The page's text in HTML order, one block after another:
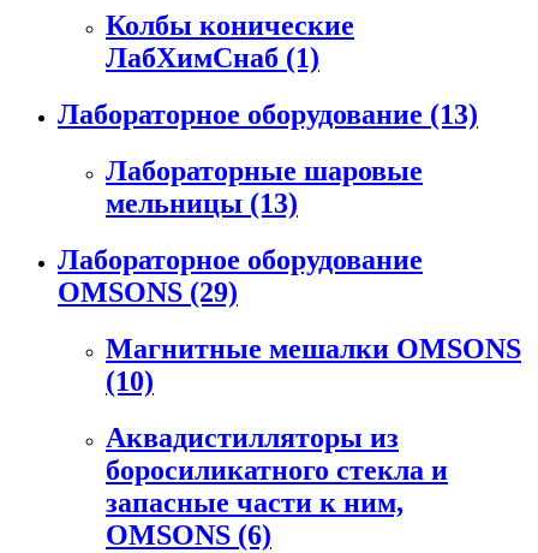
Колбы конические
ЛабХимСнаб (1)
Лабораторное оборудование (13)
Лабораторные шаровые
мельницы (13)
Лабораторное оборудование
OMSONS (29)
Магнитные мешалки OMSONS
(10)
Аквадистилляторы из
боросиликатного стекла и
запасные части к ним,
OMSONS (6)